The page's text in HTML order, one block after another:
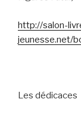
http://salon-
jeunesse.net/
Les dédicaces